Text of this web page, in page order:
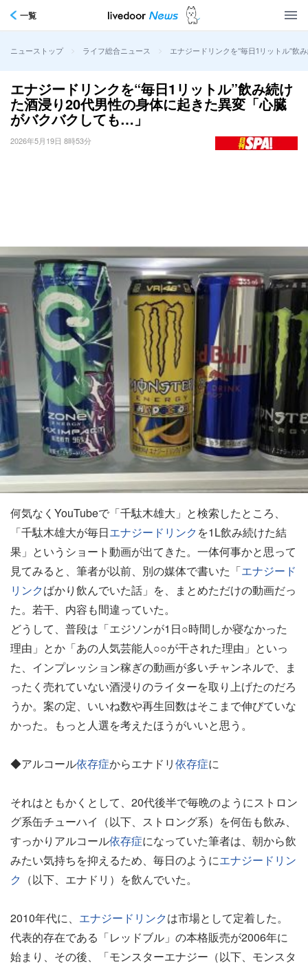
一覧
ニューストップ > ライフ総合ニュース > エナジードリンクを“毎日1リットル”
エナジードリンクを“毎日1リットル”飲み続け
た酒浸り20代男性の身体に起きた異変「心臓
がバクバクしても…」
2026年5月19日 8時53分
何気なくYouTubeで「千駄木雄大」と検索したところ、
「千駄木雄大が毎日エナジードリンク を1L飲み続けた結
果」というショート動画が出てきた。一体何事かと思って
見てみると、筆者が以前、別の媒体で書いた「エナジード
リンクばかり飲んでいた話」を、まとめただけの動画だっ
た。若干、内容も間違っていた。
どうして、普段は「エジソンが1日○時間しか寝なかった
理由」とか「あの人気芸能人○○が干された理由」といっ
た、インプレッション稼ぎの動画が多いチャンネルで、ま
ったく売れていない酒浸りのライターを取り上げたのだろ
うか。案の定、いいね数や再生回数はそこまで伸びていな
かった。もっと人選を考えたほうがいいと思う。
◆アルコール依存症からエナドリ依存症に
それはともかくとして、20代後半で毎晩のようにストロン
グ系缶チューハイ（以下、ストロング系）を何缶も飲み、
すっかりアルコール依存症になっていた筆者は、朝から飲
みたい気持ちを抑えるため、毎日のようにエナジードリン
ク （以下、エナドリ）を飲んでいた。
2010年代に、 エナジードリンクは市場として定着した。
代表的存在である「レッドブル」の本格販売が2006年に
始まり、その後、「モンスターエナジー（以下、モンスタ